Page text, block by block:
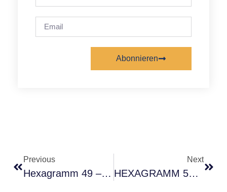
Abonnieren
Previous
Hexagramm 49 – Die Stille Revolution
Next
HEXAGRAMM 55 – Fülle Ist Eine Geisteshaltung